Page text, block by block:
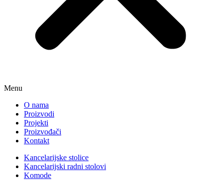
Menu
O nama
Proizvodi
Projekti
Proizvođači
Kontakt
Kancelarijske stolice
Kancelarijski radni stolovi
Komode